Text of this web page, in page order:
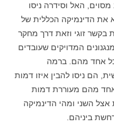
האל וסידרה ניסו
את הדינמיקה הכללית של
בקשר זוגי וזאת דרך מחקר
המדויקים שעובדים
אחד מהם. ברמה
הם ניסו להבין איזו דמות
מהם מעוררת דמות
השני ומהי הדינמיקה
ביניהם.